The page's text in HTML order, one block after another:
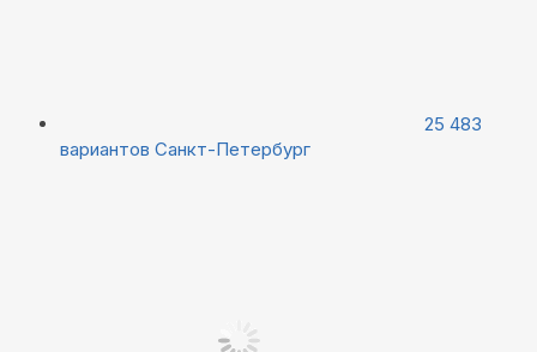
25 483
вариантов Санкт-Петербург